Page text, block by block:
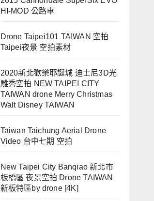
HI-MOD 公路車
Drone Taipei101 TAIWAN 空拍
Taipei夜景 空拍素材
2020新北歡樂耶誕城 迪士尼3D光
雕秀空拍 NEW TAIPEI CITY
TAIWAN drone Merry Christmas
Walt Disney TAIWAN
Taiwan Taichung Aerial Drone
Video 台中七期 空拍
New Taipei City Banqiao 新北市
板橋區 夜景空拍 Drone TAIWAN
新板特區by drone [4K]